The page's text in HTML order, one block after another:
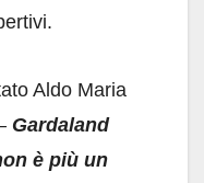
Aldo Maria
Gardaland
è più un